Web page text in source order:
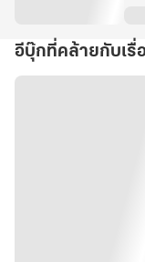
อีบุ๊กที่คล้ายกับเรื่